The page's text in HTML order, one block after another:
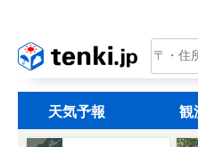
tenki.jp
天気予報 観